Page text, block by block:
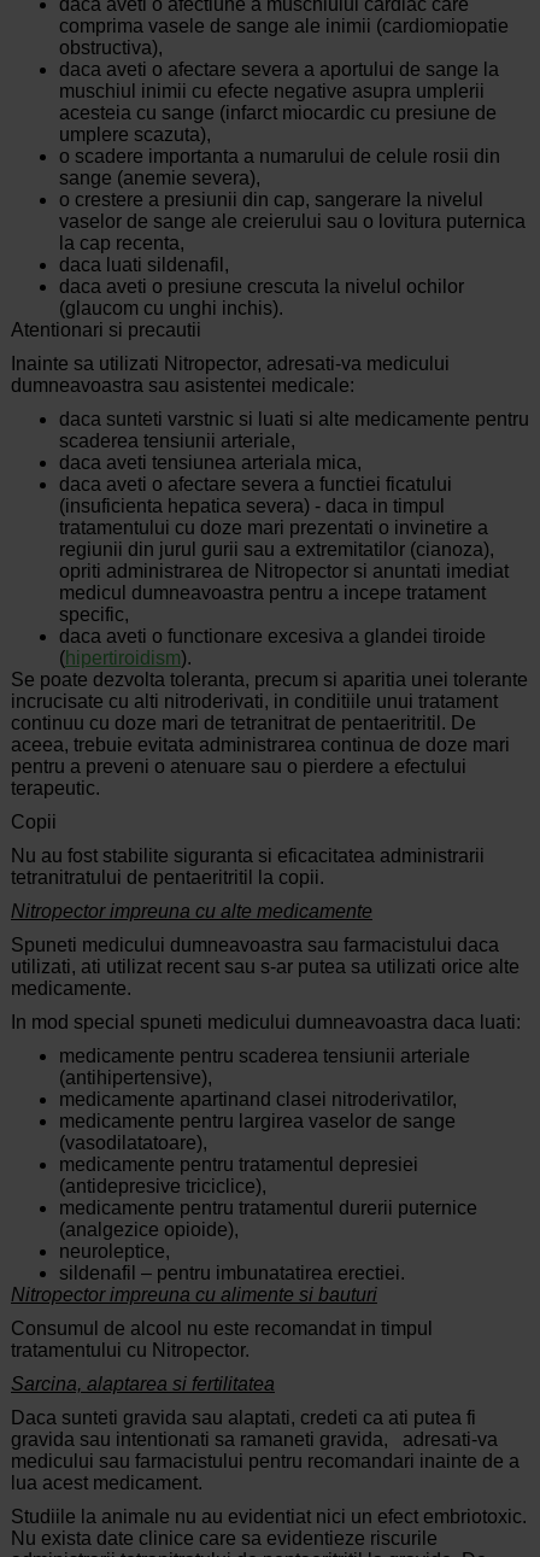
daca aveti o afectiune a muschiului cardiac care
comprima vasele de sange ale inimii (cardiomiopatie
obstructiva),
daca aveti o afectare severa a aportului de sange la
muschiul inimii cu efecte negative asupra umplerii
acesteia cu sange (infarct miocardic cu presiune de
umplere scazuta),
o scadere importanta a numarului de celule rosii din
sange (anemie severa),
o crestere a presiunii din cap, sangerare la nivelul
vaselor de sange ale creierului sau o lovitura puternica
la cap recenta,
daca luati sildenafil,
daca aveti o presiune crescuta la nivelul ochilor
(glaucom cu unghi inchis).
Atentionari si precautii
Inainte sa utilizati Nitropector, adresati-va medicului
dumneavoastra sau asistentei medicale:
daca sunteti varstnic si luati si alte medicamente pentru
scaderea tensiunii arteriale,
daca aveti tensiunea arteriala mica,
daca aveti o afectare severa a functiei ficatului
(insuficienta hepatica severa) - daca in timpul
tratamentului cu doze mari prezentati o invinetire a
regiunii din jurul gurii sau a extremitatilor (cianoza),
opriti administrarea de Nitropector si anuntati imediat
medicul dumneavoastra pentru a incepe tratament
specific,
daca aveti o functionare excesiva a glandei tiroide
(hipertiroidism).
Se poate dezvolta toleranta, precum si aparitia unei tolerante
incrucisate cu alti nitroderivati, in conditiile unui tratament
continuu cu doze mari de tetranitrat de pentaeritritil. De
aceea, trebuie evitata administrarea continua de doze mari
pentru a preveni o atenuare sau o pierdere a efectului
terapeutic.
Copii
Nu au fost stabilite siguranta si eficacitatea administrarii
tetranitratului de pentaeritritil la copii.
Nitropector impreuna cu alte medicamente
Spuneti medicului dumneavoastra sau farmacistului daca
utilizati, ati utilizat recent sau s-ar putea sa utilizati orice alte
medicamente.
In mod special spuneti medicului dumneavoastra daca luati:
medicamente pentru scaderea tensiunii arteriale
(antihipertensive),
medicamente apartinand clasei nitroderivatilor,
medicamente pentru largirea vaselor de sange
(vasodilatatoare),
medicamente pentru tratamentul depresiei
(antidepresive triciclice),
medicamente pentru tratamentul durerii puternice
(analgezice opioide),
neuroleptice,
sildenafil – pentru imbunatatirea erectiei.
Nitropector impreuna cu alimente si bauturi
Consumul de alcool nu este recomandat in timpul
tratamentului cu Nitropector.
Sarcina, alaptarea si fertilitatea
Daca sunteti gravida sau alaptati, credeti ca ati putea fi
gravida sau intentionati sa ramaneti gravida, adresati-va
medicului sau farmacistului pentru recomandari inainte de a
lua acest medicament.
Studiile la animale nu au evidentiat nici un efect embriotoxic.
Nu exista date clinice care sa evidentieze riscurile